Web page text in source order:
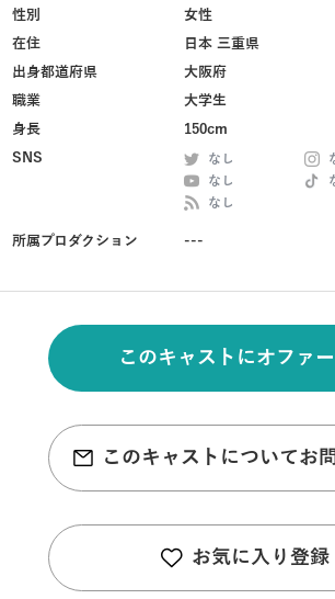
性別
女性
在住
日本 三重県
出身都道府県
大阪府
職業
大学生
身長
150cm
SNS
なし
なし
なし
所属プロダクション ---
このキャストにオファ
このキャストについてお
お気に入り登録